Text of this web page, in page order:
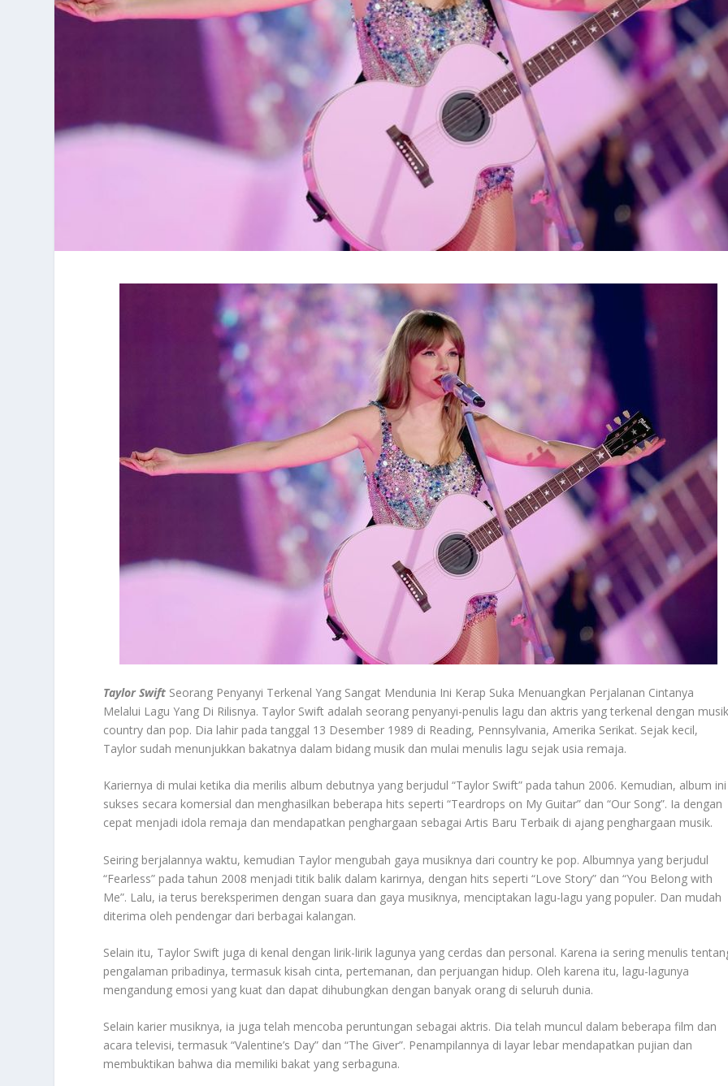
Taylor Swift Seorang Penyanyi Terkenal Yang Sangat Mendunia Ini Kerap Suka Menuangkan Perjalanan Cintanya
Melalui Lagu Yang Di Rilisnya. Taylor Swift adalah seorang penyanyi-penulis lagu dan aktris yang terkenal dengan
country dan pop. Dia lahir pada tanggal 13 Desember 1989 di Reading, Pennsylvania, Amerika Serikat. Sejak kecil,
Taylor sudah menunjukkan bakatnya dalam bidang musik dan mulai menulis lagu sejak usia remaja.
Kariernya di mulai ketika dia merilis album debutnya yang berjudul “Taylor Swift” pada tahun 2006. Kemudian, album ini
sukses secara komersial dan menghasilkan beberapa hits seperti “Teardrops on My Guitar” dan “Our Song”. Ia dengan
cepat menjadi idola remaja dan mendapatkan penghargaan sebagai Artis Baru Terbaik di ajang penghargaan musik.
Seiring berjalannya waktu, kemudian Taylor mengubah gaya musiknya dari country ke pop. Albumnya yang berjudul
“Fearless” pada tahun 2008 menjadi titik balik dalam karirnya, dengan hits seperti “Love Story” dan “You Belong with
Me”. Lalu, ia terus bereksperimen dengan suara dan gaya musiknya, menciptakan lagu-lagu yang populer. Dan mudah
diterima oleh pendengar dari berbagai kalangan.
Selain itu, Taylor Swift juga di kenal dengan lirik-lirik lagunya yang cerdas dan personal. Karena ia sering menulis
pengalaman pribadinya, termasuk kisah cinta, pertemanan, dan perjuangan hidup. Oleh karena itu, lagu-lagunya
mengandung emosi yang kuat dan dapat dihubungkan dengan banyak orang di seluruh dunia.
Selain karier musiknya, ia juga telah mencoba peruntungan sebagai aktris. Dia telah muncul dalam beberapa film dan
acara televisi, termasuk “Valentine’s Day” dan “The Giver”. Penampilannya di layar lebar mendapatkan pujian dan
membuktikan bahwa dia memiliki bakat yang serbaguna.